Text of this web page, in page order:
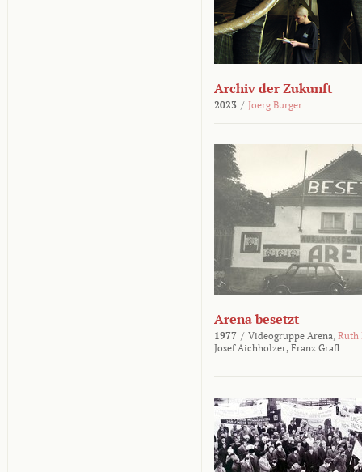
Archiv der Zukunft
2023 / Joerg Burger
Arena besetzt
1977 / Videogruppe Arena, Ruth
Josef Aichholzer, Franz Grafl